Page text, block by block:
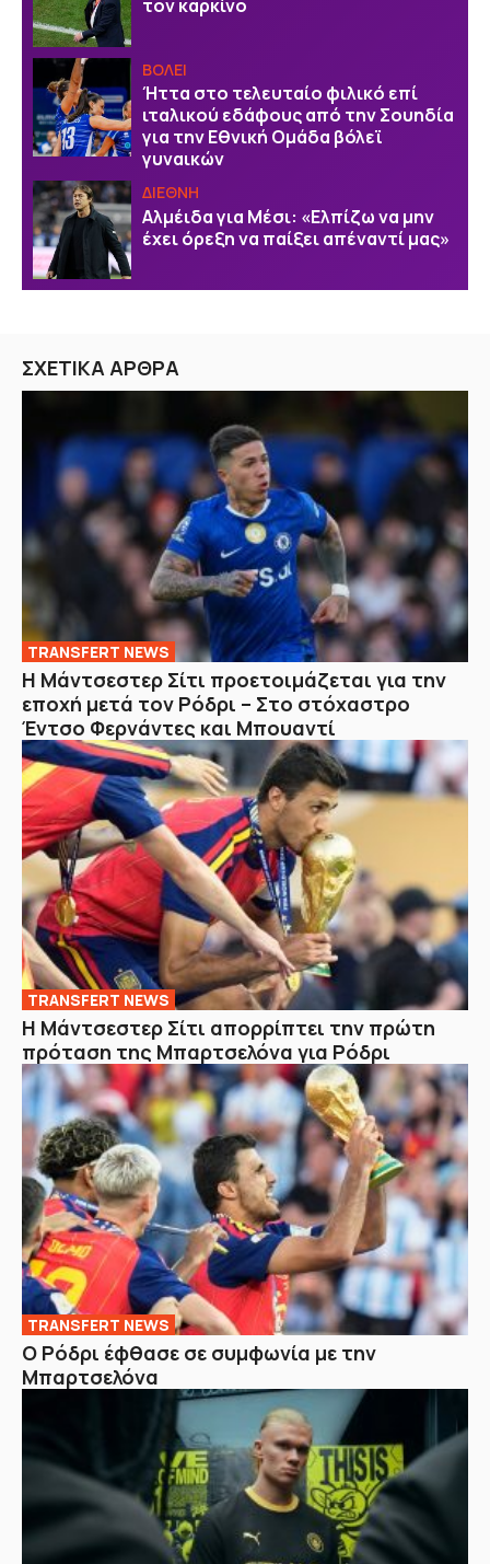
τον καρκίνο
ΒOΛΕΙ
Ήττα στο τελευταίο φιλικό επί
ιταλικού εδάφους από την Σουηδία
για την Εθνική Ομάδα βόλεϊ
γυναικών
ΔΙΕΘΝΗ
Αλμέιδα για Μέσι: «Ελπίζω να μην
έχει όρεξη να παίξει απέναντί μας»
ΣΧΕΤΙΚΑ ΑΡΘΡΑ
TRANSFERT NEWS
Η Μάντσεστερ Σίτι προετοιμάζεται για την
εποχή μετά τον Ρόδρι – Στο στόχαστρο
Έντσο Φερνάντες και Μπουαντί
TRANSFERT NEWS
Η Μάντσεστερ Σίτι απορρίπτει την πρώτη
πρόταση της Μπαρτσελόνα για Ρόδρι
TRANSFERT NEWS
O Ρόδρι έφθασε σε συμφωνία με την
Μπαρτσελόνα